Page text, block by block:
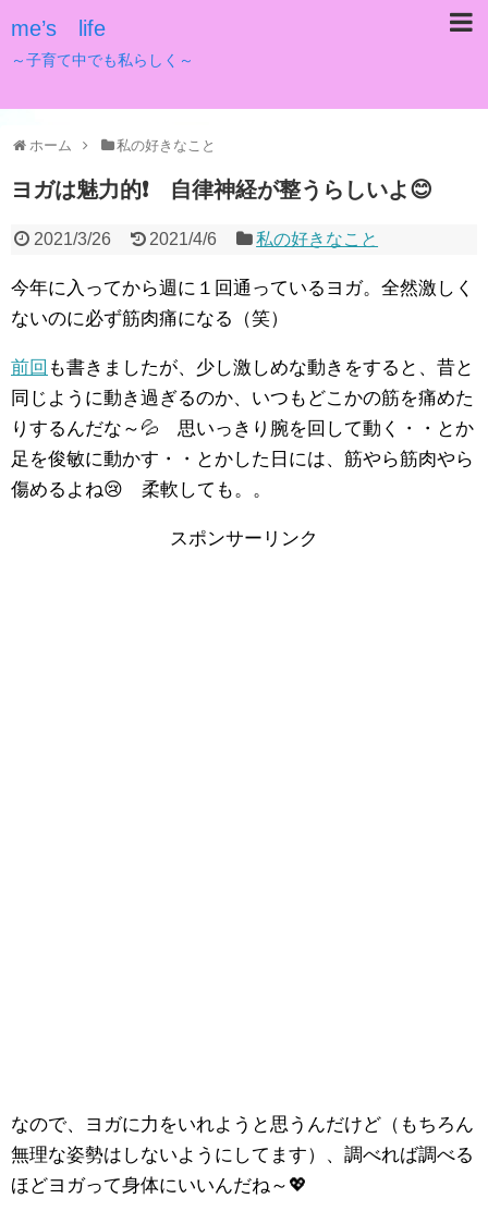
me’s life
～子育て中でも私らしく～
ホーム 私の好きなこと
ヨガは魅力的❗ 自律神経が整うらしいよ😊
2021/3/26 2021/4/6 私の好きなこと
今年に入ってから週に１回通っているヨガ。全然激しく
ないのに必ず筋肉痛になる（笑）
前回 も書きましたが、少し激しめな動きをすると、昔と
同じように動き過ぎるのか、いつもどこかの筋を痛めた
りするんだな～💦 思いっきり腕を回して動く・・とか
足を俊敏に動かす・・とかした日には、筋やら筋肉やら
傷めるよね😢 柔軟しても。。
スポンサーリンク
なので、ヨガに力をいれようと思うんだけど（もちろん
無理な姿勢はしないようにしてます）、調べれば調べる
ほどヨガって身体にいいんだね～💖